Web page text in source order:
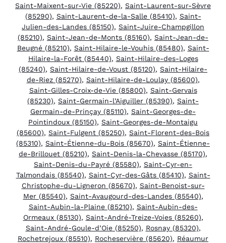
Saint-Maixent-sur-Vie (85220), Saint-Laurent-sur-Sèvre
(85290), Saint-Laurent-de-la-Salle (85410), Saint-
Julien-des-Landes (85150), Saint-Juire-Champgillon
(85210), Saint-Jean-de-Monts (85160), Saint-Jean-de-
Beugné (85210), Saint-Hilaire-le-Vouhis (85480), Saint-
Hilaire-la-Forêt (85440), Saint-Hilaire-des-Loges
(85240), Saint-Hilaire-de-Voust (85120), Saint-Hilaire-
de-Riez (85270), Saint-Hilaire-de-Loulay (85600),
Saint-Gilles-Croix-de-Vie (85800), Saint-Gervais
(85230), Saint-Germain-l’Aiguiller (85390), Saint-
Germain-de-Prinçay (85110), Saint-Georges-de-
Pointindoux (85150), Saint-Georges-de-Montaigu
(85600), Saint-Fulgent (85250), Saint-Florent-des-Bois
(85310), Saint-Étienne-du-Bois (85670), Saint-Étienne-
de-Brillouet (85210), Saint-Denis-la-Chevasse (85170),
Saint-Denis-du-Payré (85580), Saint-Cyr-en-
Talmondais (85540), Saint-Cyr-des-Gâts (85410), Saint-
Christophe-du-Ligneron (85670), Saint-Benoist-sur-
Mer (85540), Saint-Avaugourd-des-Landes (85540),
Saint-Aubin-la-Plaine (85210), Saint-Aubin-des-
Ormeaux (85130), Saint-André-Treize-Voies (85260),
Saint-André-Goule-d’Oie (85250), Rosnay (85320),
Rochetrejoux (85510), Rocheservière (85620), Réaumur